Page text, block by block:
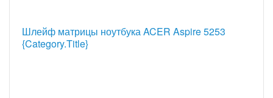
Шлейф матрицы ноутбука ACER Aspire 5253
{Category.Title}